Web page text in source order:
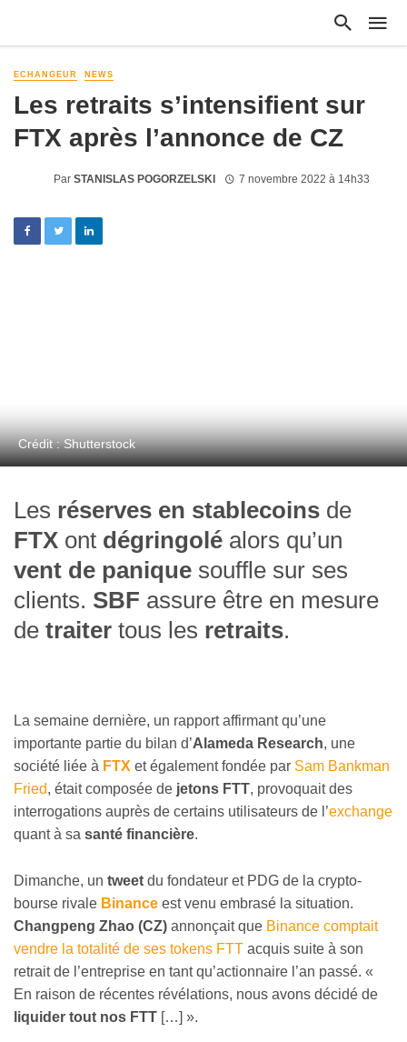
ECHANGEUR NEWS
Les retraits s’intensifient sur
FTX après l’annonce de CZ
Par STANISLAS POGORZELSKI 7 novembre 2022 à 14h33
Crédit : Shutterstock
Les réserves en stablecoins de
FTX ont dégringolé alors qu’un
vent de panique souffle sur ses
clients. SBF assure être en mesure
de traiter tous les retraits.
La semaine dernière, un rapport affirmant qu’une
importante partie du bilan d’Alameda Research, une
société liée à FTX et également fondée par Sam Bankman
Fried, était composée de jetons FTT, provoquait des
interrogations auprès de certains utilisateurs de l’exchange
quant à sa santé financière.
Dimanche, un tweet du fondateur et PDG de la crypto-
bourse rivale Binance est venu embrasé la situation.
Changpeng Zhao (CZ) annonçait que Binance comptait
vendre la totalité de ses tokens FTT acquis suite à son
retrait de l’entreprise en tant qu’actionnaire l’an passé. «
En raison de récentes révélations, nous avons décidé de
liquider tout nos FTT […] ».